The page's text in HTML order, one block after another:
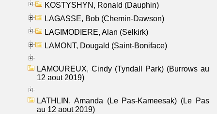
KOSTYSHYN, Ronald (Dauphin)
LAGASSE, Bob (Chemin-Dawson)
LAGIMODIERE, Alan (Selkirk)
LAMONT, Dougald (Saint-Boniface)
LAMOUREUX, Cindy (Tyndall Park) (Burrows au
12 aout 2019)
LATHLIN, Amanda (Le Pas-Kameesak) (Le Pas
au 12 aout 2019)